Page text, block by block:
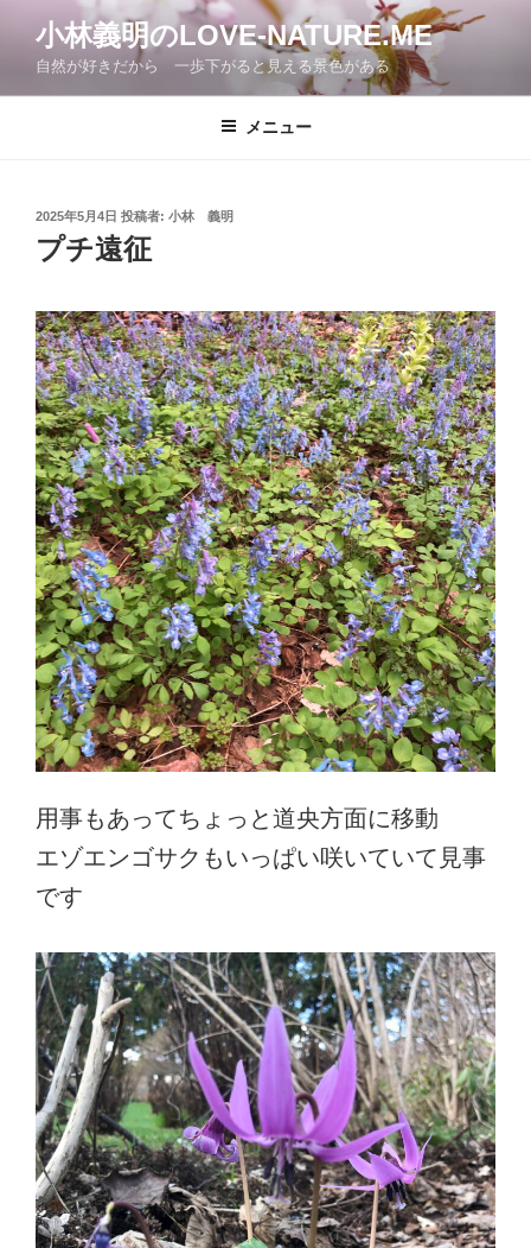
ン
小林義明のLOVE-NATURE.ME
自然が好きだから 一歩下がると見える景色がある
メニュー
投
稿
日:
2025年5月4日 投稿者: 小林 義明
プチ遠征
用事もあってちょっと道央方面に移動
エゾエンゴサクもいっぱい咲いていて見事
です